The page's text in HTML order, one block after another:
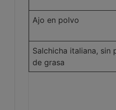
Ajo en polvo
Salchicha italiana, sin
de grasa